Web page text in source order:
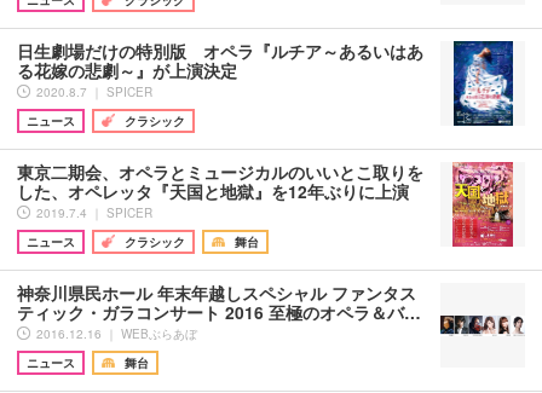
日生劇場だけの特別版 オペラ『ルチア～あるいはあ
る花嫁の悲劇～』が上演決定
2020.8.7 ｜ SPICER
ニュース
クラシック
東京二期会、オペラとミュージカルのいいとこ取りを
した、オペレッタ『天国と地獄』を12年ぶりに上演
2019.7.4 ｜ SPICER
ニュース
クラシック 舞台
神奈川県民ホール 年末年越しスペシャル ファンタス
ティック・ガラコンサート 2016 至極のオペラ＆バ…
2016.12.16 ｜ WEBぶらあぼ
ニュース
舞台